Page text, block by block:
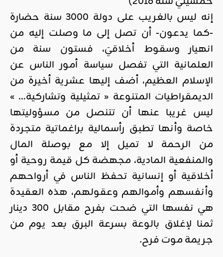
إنه ليس بالغريب على دولة 3000 سنة حضارة
-كما يدعون- أن تصل إلى ما وصلت إليه من
انهيار وسقوط أخلاقيَ، فستون سنة من
العلمانية التي تفصل سياسة أمور الناس عن
الإسلام العظيم، أضف إليها عشرية أخيرة من
الديمقراطيات المتنوعة « تمثيلية وتشاركية… »
ليس غريبا عنها أن تتنصل من مسؤوليتها
خاصة وأنها تطبق رأسمالية براغماتية متجردة
من الرحمة لا تميل إلا مع بوصلة المال
والمنفعية المادية، مجهضة كل قيمة روحية أو
أخلاقية أو إنسانية تحفظ الناس في أرواحهم
وأنفسهم وأموالهم وعقولهم، هذه العقيدة
هي نفسها التي ضحت بفرح مقابل 300 دينار
ثمنا لإغلاق بالوعة بسرعة البرق بعد يوم من
جريمة موت فرح.